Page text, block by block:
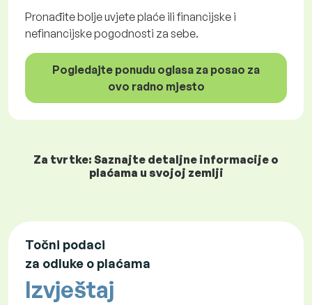
Pronađite bolje uvjete plaće ili financijske i
nefinancijske pogodnosti za sebe.
Pogledajte ponudu oglasa za posao za
ovo radno mjesto
Za tvrtke: Saznajte detaljne informacije o
plaćama u svojoj zemlji
Točni podaci
za odluke o plaćama
Izvještaj